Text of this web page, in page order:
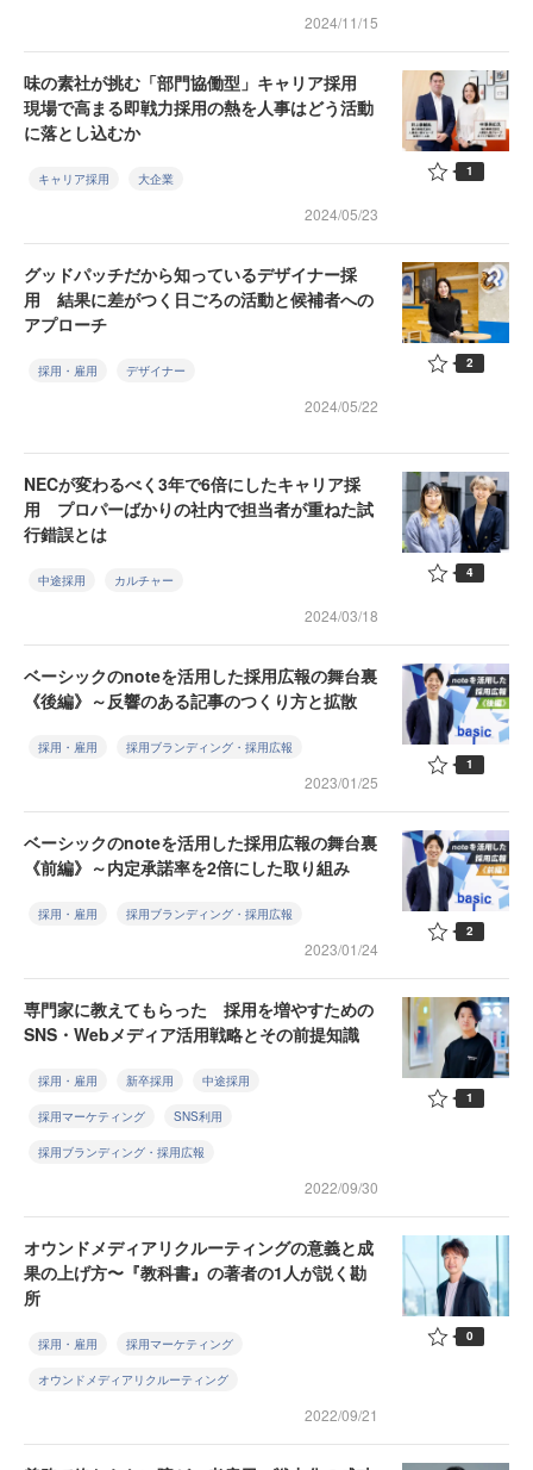
2024/11/15
味の素社が挑む「部門協働型」キャリア採用
現場で高まる即戦力採用の熱を人事はどう活動
に落とし込むか
キャリア採用 大企業
2024/05/23
1
グッドパッチだから知っているデザイナー採
用 結果に差がつく日ごろの活動と候補者への
アプローチ
採用・雇用 デザイナー
2024/05/22
2
NECが変わるべく3年で6倍にしたキャリア採
用 プロパーばかりの社内で担当者が重ねた試
行錯誤とは
中途採用 カルチャー
2024/03/18
4
ベーシックのnoteを活用した採用広報の舞台裏
《後編》～反響のある記事のつくり方と拡散
採用・雇用 採用ブランディング・採用広報
2023/01/25
1
ベーシックのnoteを活用した採用広報の舞台裏
《前編》～内定承諾率を2倍にした取り組み
採用・雇用 採用ブランディング・採用広報
2023/01/24
2
専門家に教えてもらった 採用を増やすための
SNS・Webメディア活用戦略とその前提知識
採用・雇用 新卒採用 中途採用
採用マーケティング SNS利用
採用ブランディング・採用広報
2022/09/30
1
オウンドメディアリクルーティングの意義と成
果の上げ方〜『教科書』の著者の1人が説く勘
所
採用・雇用 採用マーケティング
オウンドメディアリクルーティング
2022/09/21
0